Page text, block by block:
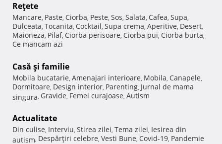
Reţete
Mancare, Paste, Ciorba, Peste, Sos, Salata, Cafea, Supa,
Dulceata, Tocanita, Cocktail, Supa crema, Aperitive, Desert,
Maioneza, Pilaf, Ciorba perisoare, Ciorba pui, Ciorba burta,
Ce mancam azi
Casă şi familie
Mobila bucatarie, Amenajari interioare, Mobila, Canapele,
Dormitoare, Design interior, Parenting, Jurnal de mama
singura, Gravide, Femei curajoase, Autism
Actualitate
Din culise, Interviu, Stirea zilei, Tema zilei, Iesirea din
autism, Despărţiri celebre, Vesti Bune, Covid-19, Pandemie